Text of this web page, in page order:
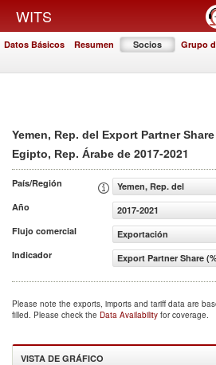
WITS
Datos Básicos Resumen Socios Grupo
Yemen, Rep. del Export Partner Share
Egipto, Rep. Árabe de 2017-2021
País/Región
Yemen, Rep. del
Año
2017-2021
Flujo comercial
Exportación
Indicador
Export Partner Share
Please note the exports, imports and tariff data are
filled. Please check the Data Availability for coverage.
VISTA DE GRÁFICO